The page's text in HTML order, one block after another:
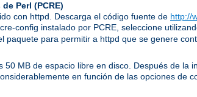
Perl (PCRE)
con httpd. Descarga el código fuente de http://
config instalado por PCRE, seleccione
paquete para permitir a httpd que se genere
MB de espacio libre en disco. Después de la
en función de las opciones de